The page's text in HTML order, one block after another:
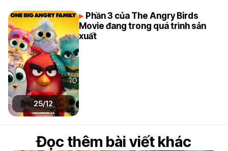
25/12
Phần 3 của The Angry Birds
Movie đang trong quá trình sản
xuất
Đọc thêm bài viết khác